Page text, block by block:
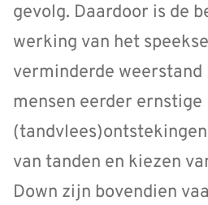
gevolg. Daardoor is de
werking van het
verminderde weerstand
mensen eerder ernstige
van tanden en kiezen
Down zijn bovendien